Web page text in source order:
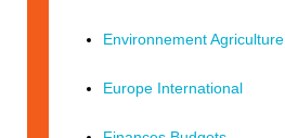
Environnement Agriculture
Europe International